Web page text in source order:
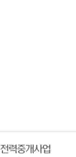
전력중개사업